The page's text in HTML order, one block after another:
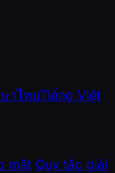
าไทยTiếng Việt
mật Quy tắc giải